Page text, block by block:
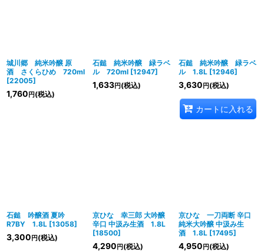
城川郷 純米吟醸 原
酒 さくらひめ 720ml
[22005]
1,760 円 (税込)
石鎚 純米吟醸 緑ラベ
ル 720ml [12947]
1,633円(税込)
石鎚 純米吟醸 緑ラベ
ル 1.8L [12946]
3,630 円(税込)
カートに入れる
石鎚 吟醸酒 夏吟
R7BY 1.8L [13058]
3,300 円 (税込)
京ひな 幸三郎 大吟醸
辛口 中汲み生酒 1.8L
[18500]
4,290 円(税込)
京ひな 一刀両断 辛口
純米大吟醸 中汲み生
酒 1.8L [17495]
4,950 円(税込)